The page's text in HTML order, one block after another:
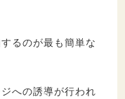
るのが最も簡単な
への誘導が行われ